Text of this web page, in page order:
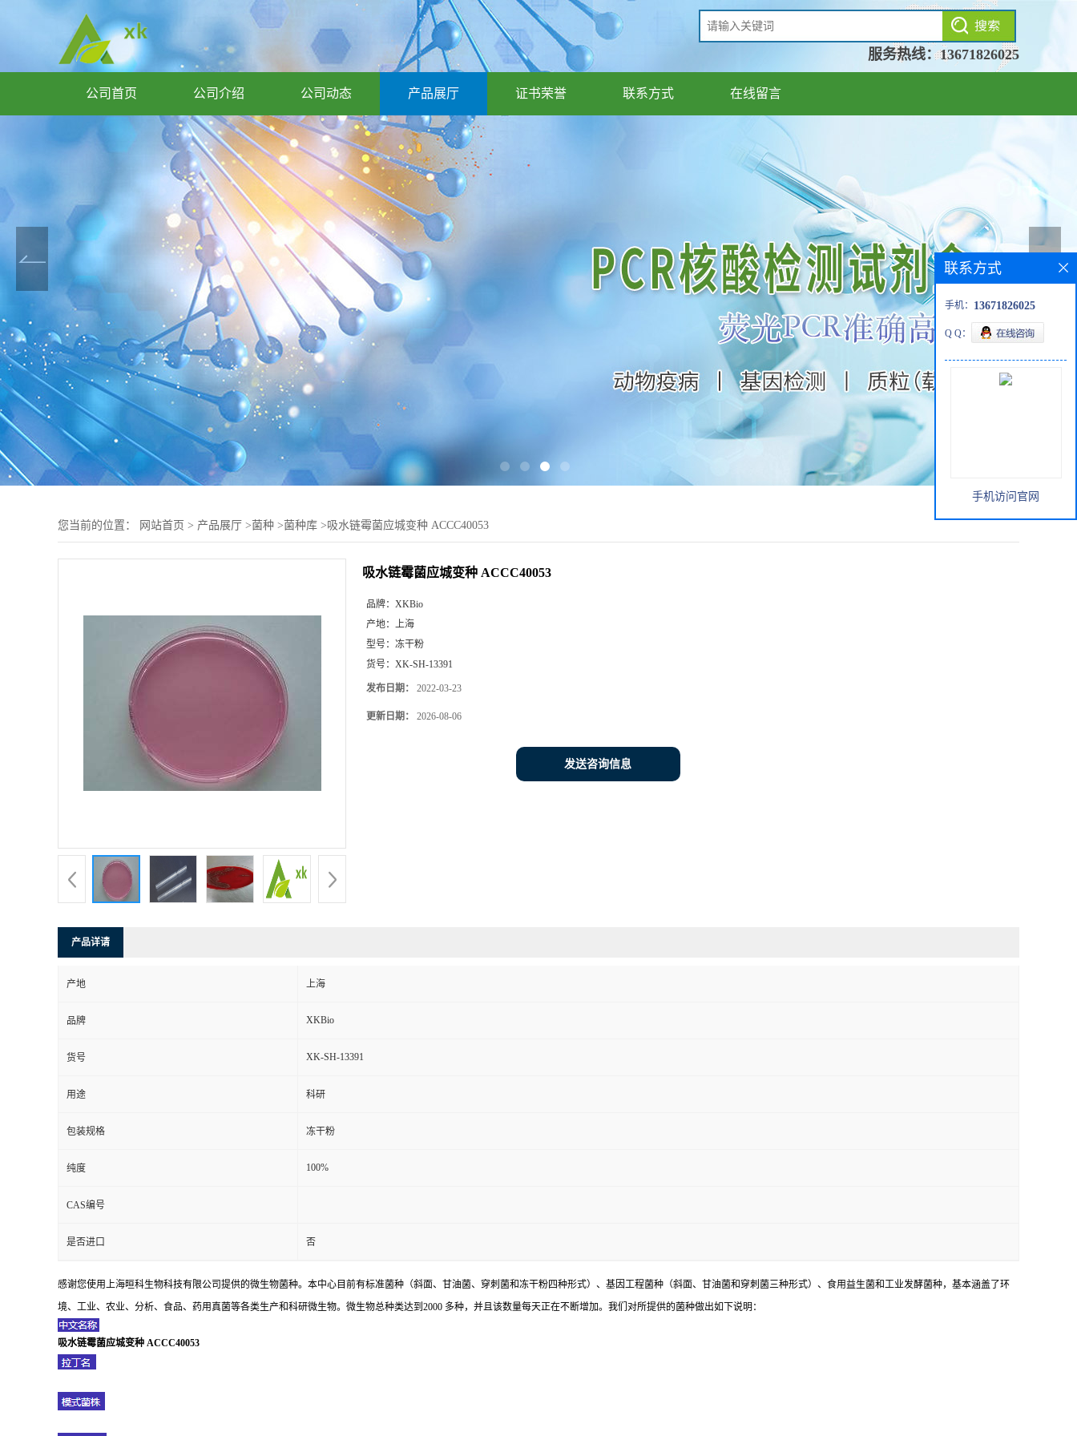
服务热线：13671826025
公司首页 公司介绍 公司动态 产品展厅 证书荣誉 联系方式 在线留言
您当前的位置： 网站首页 > 产品展厅 >菌种 >菌种库 >吸水链霉菌应城变种 ACCC40053
吸水链霉菌应城变种 ACCC40053
品牌： XKBio
产地： 上海
型号： 冻干粉
货号： XK-SH-13391
发布日期： 2022-03-23
更新日期： 2026-08-06
发送咨询信息
产品详请
产地 上海
品牌 XKBio
货号 XK-SH-13391
用途 科研
包装规格 冻干粉
纯度 100%
CAS编号
是否进口 否
感谢您使用上海晅科生物科技有限公司提供的微生物菌种。本中心目前有标准菌种（斜面、甘油菌、穿刺菌和冻干粉四种形式）、基因工程菌种（斜面、甘油菌和穿刺菌三种形式）、食用益生菌和工业发酵菌种，基本涵盖了环
境、工业、农业、分析、食品、药用真菌等各类生产和科研微生物。微生物总种类达到2000 多种，并且该数量每天正在不断增加。我们对所提供的菌种做出如下说明：
吸水链霉菌应城变种 ACCC40053
联系方式
手机： 13671826025
Q Q：
手机访问官网